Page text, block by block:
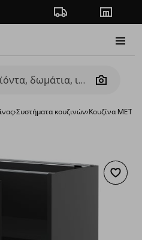
Πορεία παραγγελίας
Camera
›Συστήματα κουζινών›Κουζίνα